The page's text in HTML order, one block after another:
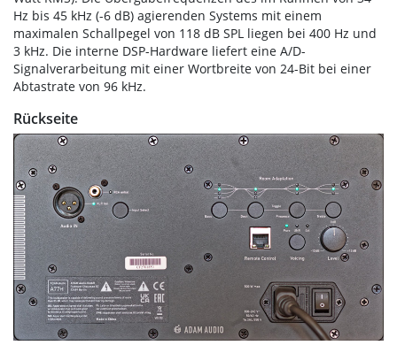
Hz bis 45 kHz (-6 dB) agierenden Systems mit einem
maximalen Schallpegel von 118 dB SPL liegen bei 400 Hz und
3 kHz. Die interne DSP-Hardware liefert eine A/D-
Signalverarbeitung mit einer Wortbreite von 24-Bit bei einer
Abtastrate von 96 kHz.
Rückseite